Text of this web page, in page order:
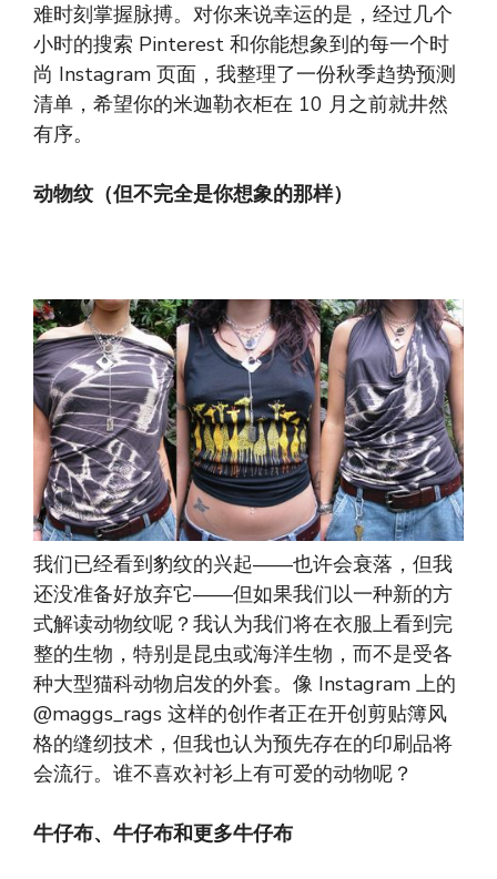
难时刻掌握脉搏。对你来说幸运的是，经过几个
小时的搜索 Pinterest 和你能想象到的每一个时
尚 Instagram 页面，我整理了一份秋季趋势预测
清单，希望你的米迦勒衣柜在 10 月之前就井然
有序。
动物纹（但不完全是你想象的那样）
我们已经看到豹纹的兴起——也许会衰落，但我
还没准备好放弃它——但如果我们以一种新的方
式解读动物纹呢？我认为我们将在衣服上看到完
整的生物，特别是昆虫或海洋生物，而不是受各
种大型猫科动物启发的外套。像 Instagram 上的
@maggs_rags 这样的创作者正在开创剪贴簿风
格的缝纫技术，但我也认为预先存在的印刷品将
会流行。谁不喜欢衬衫上有可爱的动物呢？
牛仔布、牛仔布和更多牛仔布